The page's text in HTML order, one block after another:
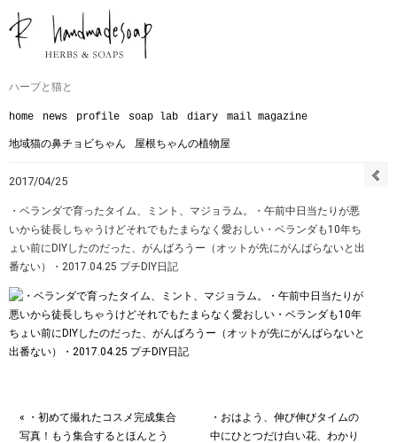
ハーブと猫と
home news profile soap lab diary mail magazine
地域猫の鼻チョビちゃん 屋根ちゃんの植物屋
2017/04/25
・ベランダで育ったタイム、ミント、マジョラム。・午前中日当たりが悪
いから徒長しちゃうけどそれでもたまらなく愛おしい・ベランダも10年ち
ょい前にDIYしたのだった、がんばろうー（オットが先にがんばらないと出
番ない）・2017.04.25 プチDIY日記
« ・初めて撮れたコスメ完成集合
写真！もう集合するとほんとう
・おはよう、伸び伸びタイムの
中にひとつだけ白い花、わかり